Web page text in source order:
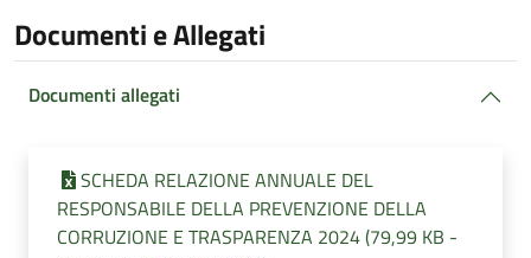
Documenti e Allegati
Documenti allegati
SCHEDA RELAZIONE ANNUALE DEL
RESPONSABILE DELLA PREVENZIONE DELLA
CORRUZIONE E TRASPARENZA 2024 (79,99 KB -